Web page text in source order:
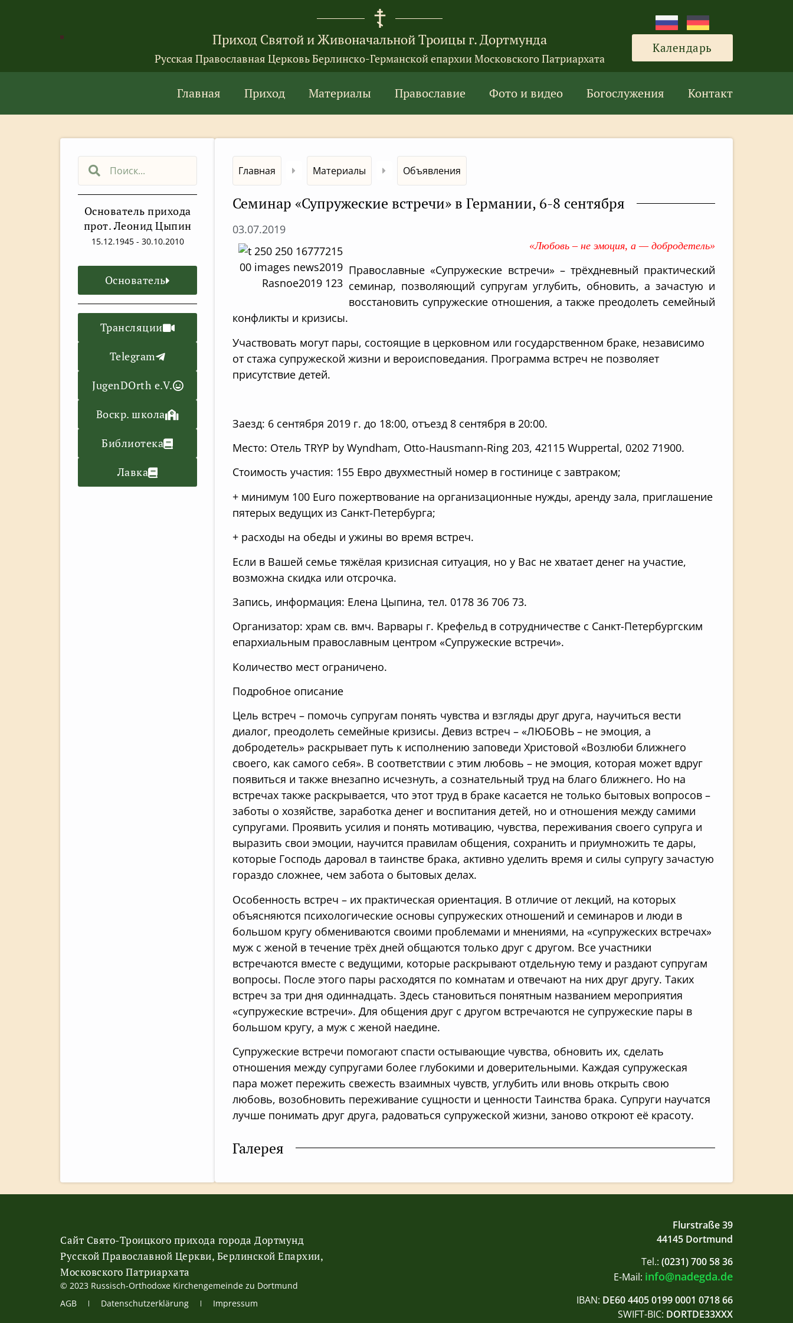
Приход Святой и Живоначальной Троицы г. Дортмунда
Русская Православная Церковь Берлинско-Германской епархии Московского Патриархата
Календарь
Главная Приход Материалы Православие Фото и видео Богослужения Контакт
Основатель прихода
прот. Леонид Цыпин
15.12.1945 - 30.10.2010
Основатель
Трансляции
Telegram
JugenDOrth e.V.
Воскр. школа
Библиотека
Лавка
Главная Материалы Объявления
Семинар «Супружеские встречи» в Германии, 6-8 сентября
03.07.2019
«Любовь – не эмоция, а — добродетель»
Православные «Супружеские встречи» – трёхдневный практический
семинар, позволяющий супругам углубить, обновить, а зачастую и
восстановить супружеские отношения, а также преодолеть семейный
конфликты и кризисы.
Участвовать могут пары, состоящие в церковном или государственном браке, независимо
от стажа супружеской жизни и вероисповедания. Программа встреч не позволяет
присутствие детей.
Заезд: 6 сентября 2019 г. до 18:00, отъезд 8 сентября в 20:00.
Место: Отель TRYP by Wyndham, Otto-Hausmann-Ring 203, 42115 Wuppertal, 0202 71900.
Стоимость участия: 155 Евро двухместный номер в гостинице с завтраком;
+ минимум 100 Euro пожертвование на организационные нужды, аренду зала, приглашение
пятерых ведущих из Санкт-Петербурга;
+ расходы на обеды и ужины во время встреч.
Если в Вашей семье тяжёлая кризисная ситуация, но у Вас не хватает денег на участие,
возможна скидка или отсрочка.
Запись, информация: Елена Цыпина, тел. 0178 36 706 73.
Организатор: храм св. вмч. Варвары г. Крефельд в сотрудничестве с Санкт-Петербургским
епархиальным православным центром «Супружеские встречи».
Количество мест ограничено.
Подробное описание
Цель встреч – помочь супругам понять чувства и взгляды друг друга, научиться вести
диалог, преодолеть семейные кризисы. Девиз встреч – «ЛЮБОВЬ – не эмоция, а
добродетель» раскрывает путь к исполнению заповеди Христовой «Возлюби ближнего
своего, как самого себя». В соответствии с этим любовь – не эмоция, которая может вдруг
появиться и также внезапно исчезнуть, а сознательный труд на благо ближнего. Но на
встречах также раскрывается, что этот труд в браке касается не только бытовых вопросов –
заботы о хозяйстве, заработка денег и воспитания детей, но и отношения между самими
супругами. Проявить усилия и понять мотивацию, чувства, переживания своего супруга и
выразить свои эмоции, научится правилам общения, сохранить и приумножить те дары,
которые Господь даровал в таинстве брака, активно уделить время и силы супругу зачастую
гораздо сложнее, чем забота о бытовых делах.
Особенность встреч – их практическая ориентация. В отличие от лекций, на которых
объясняются психологические основы супружеских отношений и семинаров и люди в
большом кругу обмениваются своими проблемами и мнениями, на «супружеских встречах»
муж с женой в течение трёх дней общаются только друг с другом. Все участники
встречаются вместе с ведущими, которые раскрывают отдельную тему и раздают супругам
вопросы. После этого пары расходятся по комнатам и отвечают на них друг другу. Таких
встреч за три дня одиннадцать. Здесь становиться понятным названием мероприятия
«супружеские встречи». Для общения друг с другом встречаются не супружеские пары в
большом кругу, а муж с женой наедине.
Супружеские встречи помогают спасти остывающие чувства, обновить их, сделать
отношения между супругами более глубокими и доверительными. Каждая супружеская
пара может пережить свежесть взаимных чувств, углубить или вновь открыть свою
любовь, возобновить переживание сущности и ценности Таинства брака. Супруги научатся
лучше понимать друг друга, радоваться супружеской жизни, заново откроют её красоту.
Галерея
Сайт Свято-Троицкого прихода города Дортмунд
Русской Православной Церкви, Берлинской Епархии,
Московского Патриархата
© 2023 Russisch-Orthodoxe Kirchengemeinde zu Dortmund
АGB
Datenschutzerklärung Impressum
Flurstraße 39
44145 Dortmund
Tel.: (0231) 700 58 36
E-Mail: info@nadegda.de
IBAN: DE60 4405 0199 0001 0718 66
SWIFT-BIC: DORTDE33XXX